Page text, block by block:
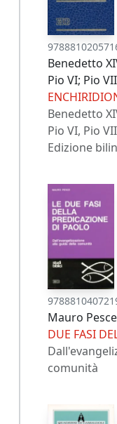
Benedetto
Pio VI; Pio
Benedetto
Pio VI, Pio
Edizione
Mauro Pesce
DUE FASI
comunità